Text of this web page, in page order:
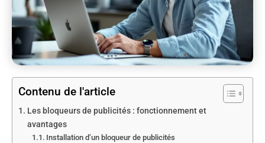
Contenu de l'article
Les bloqueurs de publicités : fonctionnement et
avantages
Installation d’un bloqueur de publicités